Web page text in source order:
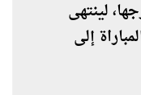
لينتهى
إلى